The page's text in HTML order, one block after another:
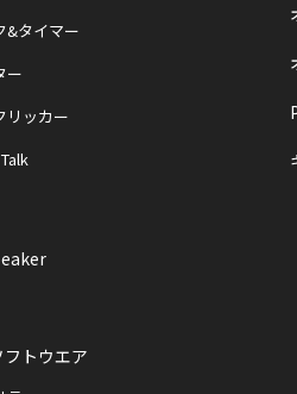
&タイマー
ー
リッカー
トウエア